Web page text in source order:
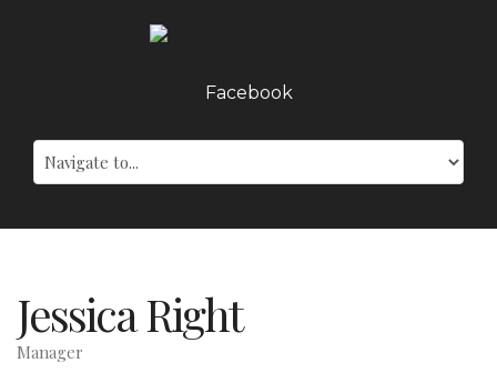
Facebook
Jessica Right
Manager